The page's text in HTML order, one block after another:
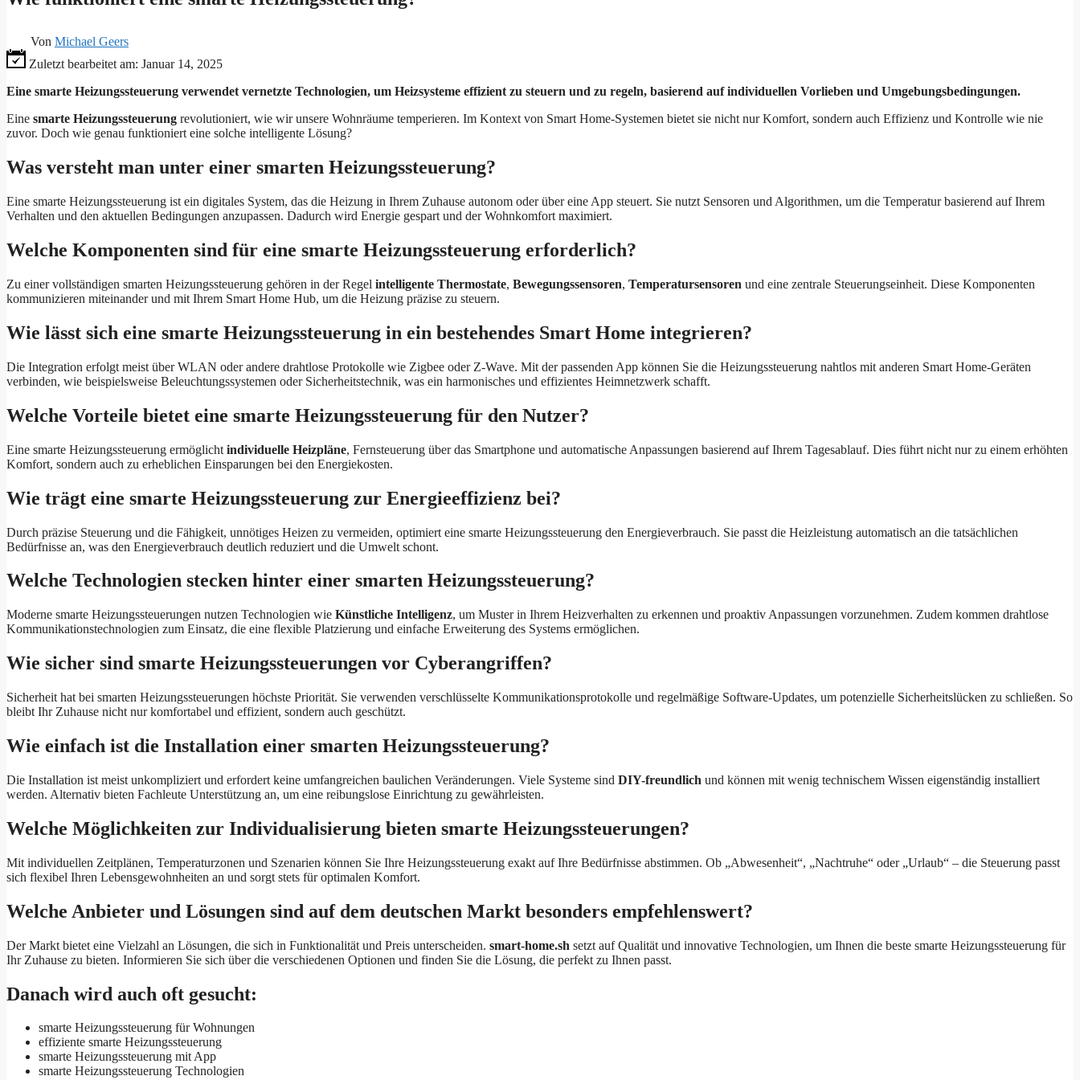
Von Michael Geers
Zuletzt bearbeitet am: Januar 14, 2025
Eine smarte Heizungssteuerung verwendet vernetzte Technologien, um Heizsysteme effizient zu steuern und zu regeln, basierend auf individuellen Vorlieben und Umgebungsbedingungen.
Eine smarte Heizungssteuerung revolutioniert, wie wir unsere Wohnräume temperieren. Im Kontext von Smart Home-Systemen bietet sie nicht nur Komfort, sondern auch Effizienz und Kontrolle wie nie
zuvor. Doch wie genau funktioniert eine solche intelligente Lösung?
Was versteht man unter einer smarten Heizungssteuerung?
Eine smarte Heizungssteuerung ist ein digitales System, das die Heizung in Ihrem Zuhause autonom oder über eine App steuert. Sie nutzt Sensoren und Algorithmen, um die Temperatur basierend auf Ihrem
Verhalten und den aktuellen Bedingungen anzupassen. Dadurch wird Energie gespart und der Wohnkomfort maximiert.
Welche Komponenten sind für eine smarte Heizungssteuerung erforderlich?
Zu einer vollständigen smarten Heizungssteuerung gehören in der Regel intelligente Thermostate, Bewegungssensoren, Temperatursensoren und eine zentrale Steuerungseinheit. Diese Komponenten
kommunizieren miteinander und mit Ihrem Smart Home Hub, um die Heizung präzise zu steuern.
Wie lässt sich eine smarte Heizungssteuerung in ein bestehendes Smart Home integrieren?
Die Integration erfolgt meist über WLAN oder andere drahtlose Protokolle wie Zigbee oder Z-Wave. Mit der passenden App können Sie die Heizungssteuerung nahtlos mit anderen Smart Home-Geräten
verbinden, wie beispielsweise Beleuchtungssystemen oder Sicherheitstechnik, was ein harmonisches und effizientes Heimnetzwerk schafft.
Welche Vorteile bietet eine smarte Heizungssteuerung für den Nutzer?
Eine smarte Heizungssteuerung ermöglicht individuelle Heizpläne, Fernsteuerung über das Smartphone und automatische Anpassungen basierend auf Ihrem Tagesablauf. Dies führt nicht nur zu einem erhöhten
Komfort, sondern auch zu erheblichen Einsparungen bei den Energiekosten.
Wie trägt eine smarte Heizungssteuerung zur Energieeffizienz bei?
Durch präzise Steuerung und die Fähigkeit, unnötiges Heizen zu vermeiden, optimiert eine smarte Heizungssteuerung den Energieverbrauch. Sie passt die Heizleistung automatisch an die tatsächlichen
Bedürfnisse an, was den Energieverbrauch deutlich reduziert und die Umwelt schont.
Welche Technologien stecken hinter einer smarten Heizungssteuerung?
Moderne smarte Heizungssteuerungen nutzen Technologien wie Künstliche Intelligenz, um Muster in Ihrem Heizverhalten zu erkennen und proaktiv Anpassungen vorzunehmen. Zudem kommen drahtlose
Kommunikationstechnologien zum Einsatz, die eine flexible Platzierung und einfache Erweiterung des Systems ermöglichen.
Wie sicher sind smarte Heizungssteuerungen vor Cyberangriffen?
Sicherheit hat bei smarten Heizungssteuerungen höchste Priorität. Sie verwenden verschlüsselte Kommunikationsprotokolle und regelmäßige Software-Updates, um potenzielle Sicherheitslücken zu schließen. So
bleibt Ihr Zuhause nicht nur komfortabel und effizient, sondern auch geschützt.
Wie einfach ist die Installation einer smarten Heizungssteuerung?
Die Installation ist meist unkompliziert und erfordert keine umfangreichen baulichen Veränderungen. Viele Systeme sind DIY-freundlich und können mit wenig technischem Wissen eigenständig installiert
werden. Alternativ bieten Fachleute Unterstützung an, um eine reibungslose Einrichtung zu gewährleisten.
Welche Möglichkeiten zur Individualisierung bieten smarte Heizungssteuerungen?
Mit individuellen Zeitplänen, Temperaturzonen und Szenarien können Sie Ihre Heizungssteuerung exakt auf Ihre Bedürfnisse abstimmen. Ob „Abwesenheit“, „Nachtruhe“ oder „Urlaub“ – die Steuerung passt
sich flexibel Ihren Lebensgewohnheiten an und sorgt stets für optimalen Komfort.
Welche Anbieter und Lösungen sind auf dem deutschen Markt besonders empfehlenswert?
Der Markt bietet eine Vielzahl an Lösungen, die sich in Funktionalität und Preis unterscheiden. smart-home.sh setzt auf Qualität und innovative Technologien, um Ihnen die beste smarte Heizungssteuerung für
Ihr Zuhause zu bieten. Informieren Sie sich über die verschiedenen Optionen und finden Sie die Lösung, die perfekt zu Ihnen passt.
Danach wird auch oft gesucht:
smarte Heizungssteuerung für Wohnungen
effiziente smarte Heizungssteuerung
smarte Heizungssteuerung mit App
smarte Heizungssteuerung Technologien